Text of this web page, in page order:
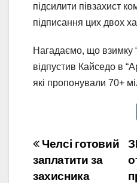
підсилити півзахист
підписання цих двох
Нагадаємо, що взимку
відпустив Кайседо в
які пропонували 70+
Навігація
записів
Челсі готовий
заплатити за
захисника